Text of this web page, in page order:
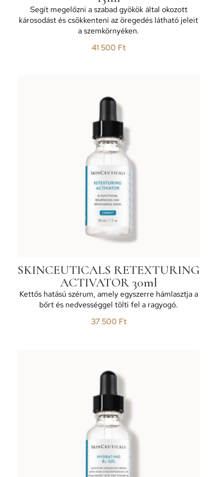
Segít megelőzni a szabad gyökök által okozott
károsodást és csökkenteni az öregedés látható jeleit
a szemkörnyéken.
41 500 Ft
SKINCEUTICALS RETEXTURING
ACTIVATOR 30ml
Kettős hatású szérum, amely egyszerre hámlasztja a
bőrt és nedvességgel tölti fel a ragyogó.
37 500 Ft